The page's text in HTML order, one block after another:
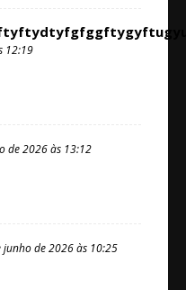
12:19
de 2026 às 13:12
junho de 2026 às 10:25